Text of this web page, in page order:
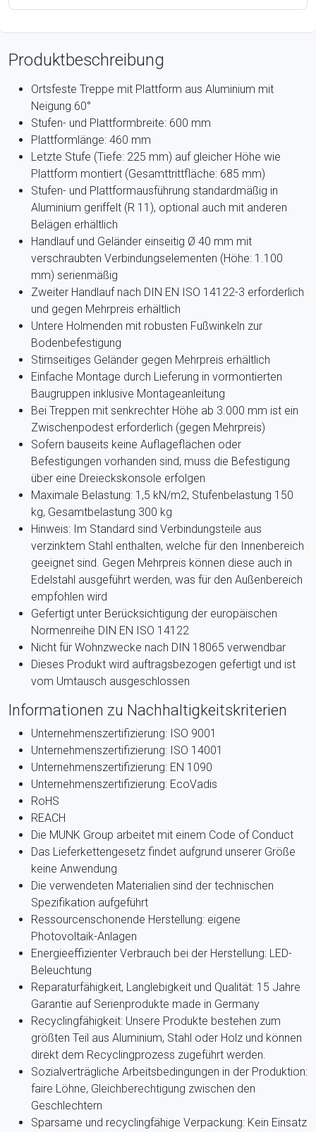
Produktbeschreibung
Ortsfeste Treppe mit Plattform aus Aluminium mit
Neigung 60°
Stufen- und Plattformbreite: 600 mm
Plattformlänge: 460 mm
Letzte Stufe (Tiefe: 225 mm) auf gleicher Höhe wie
Plattform montiert (Gesamttrittfläche: 685 mm)
Stufen- und Plattformausführung standardmäßig in
Aluminium geriffelt (R 11), optional auch mit anderen
Belägen erhältlich
Handlauf und Geländer einseitig Ø 40 mm mit
verschraubten Verbindungselementen (Höhe: 1.100
mm) serienmäßig
Zweiter Handlauf nach DIN EN ISO 14122-3 erforderlich
und gegen Mehrpreis erhältlich
Untere Holmenden mit robusten Fußwinkeln zur
Bodenbefestigung
Stirnseitiges Geländer gegen Mehrpreis erhältlich
Einfache Montage durch Lieferung in vormontierten
Baugruppen inklusive Montageanleitung
Bei Treppen mit senkrechter Höhe ab 3.000 mm ist ein
Zwischenpodest erforderlich (gegen Mehrpreis)
Sofern bauseits keine Auflageflächen oder
Befestigungen vorhanden sind, muss die Befestigung
über eine Dreieckskonsole erfolgen
Maximale Belastung: 1,5 kN/m2, Stufenbelastung 150
kg, Gesamtbelastung 300 kg
Hinweis: Im Standard sind Verbindungsteile aus
verzinktem Stahl enthalten, welche für den Innenbereich
geeignet sind. Gegen Mehrpreis können diese auch in
Edelstahl ausgeführt werden, was für den Außenbereich
empfohlen wird
Gefertigt unter Berücksichtigung der europäischen
Normenreihe DIN EN ISO 14122
Nicht für Wohnzwecke nach DIN 18065 verwendbar
Dieses Produkt wird auftragsbezogen gefertigt und ist
vom Umtausch ausgeschlossen
Informationen zu Nachhaltigkeitskriterien
Unternehmenszertifizierung: ISO 9001
Unternehmenszertifizierung: ISO 14001
Unternehmenszertifizierung: EN 1090
Unternehmenszertifizierung: EcoVadis
RoHS
REACH
Die MUNK Group arbeitet mit einem Code of Conduct
Das Lieferkettengesetz findet aufgrund unserer Größe
keine Anwendung
Die verwendeten Materialien sind der technischen
Spezifikation aufgeführt
Ressourcenschonende Herstellung: eigene
Photovoltaik-Anlagen
Energieeffizienter Verbrauch bei der Herstellung: LED-
Beleuchtung
Reparaturfähigkeit, Langlebigkeit und Qualität: 15 Jahre
Garantie auf Serienprodukte made in Germany
Recyclingfähigkeit: Unsere Produkte bestehen zum
größten Teil aus Aluminium, Stahl oder Holz und können
direkt dem Recyclingprozess zugeführt werden.
Sozialverträgliche Arbeitsbedingungen in der Produktion:
faire Löhne, Gleichberechtigung zwischen den
Geschlechtern
Sparsame und recyclingfähige Verpackung: Kein Einsatz